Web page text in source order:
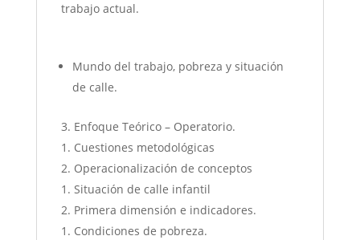
trabajo actual.
Mundo del trabajo, pobreza y situación
de calle.
Enfoque Teórico – Operatorio.
Cuestiones metodológicas
Operacionalización de conceptos
Situación de calle infantil
Primera dimensión e indicadores.
Condiciones de pobreza.